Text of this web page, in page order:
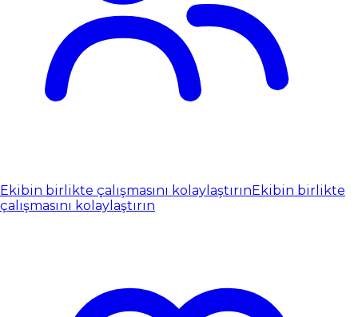
Ekibin birlikte çalışmasını kolaylaştırınEkibin birlikte
çalışmasını kolaylaştırın